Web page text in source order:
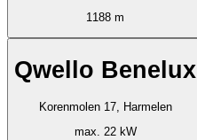
1188 m
Qwello Benelux
Korenmolen 17, Harmelen
max. 22 kW